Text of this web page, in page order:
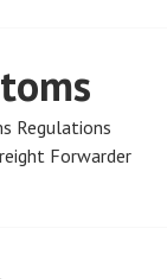
Regulations
Forwarder